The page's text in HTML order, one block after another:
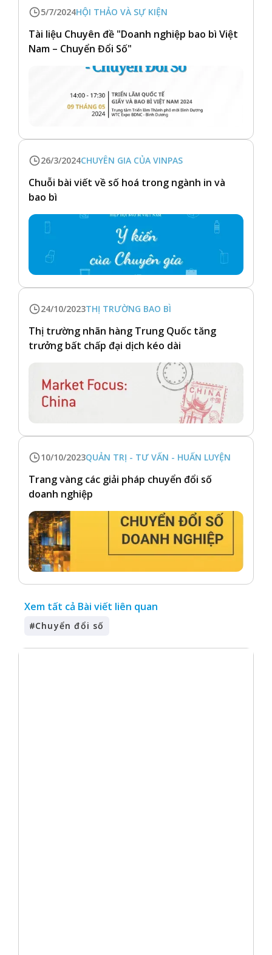
5/7/2024HỘI THẢO VÀ SỰ KIỆN
Tài liệu Chuyên đề "Doanh nghiệp bao bì Việt
Nam – Chuyển Đổi Số"
26/3/2024CHUYÊN GIA CỦA VINPAS
Chuỗi bài viết về số hoá trong ngành in và
bao bì
24/10/2023THỊ TRƯỜNG BAO BÌ
Thị trường nhãn hàng Trung Quốc tăng
trưởng bất chấp đại dịch kéo dài
10/10/2023QUẢN TRỊ - TƯ VẤN - HUẤN LUYỆN
Trang vàng các giải pháp chuyển đổi số
doanh nghiệp
Xem tất cả Bài viết liên quan
#Chuyển đổi số